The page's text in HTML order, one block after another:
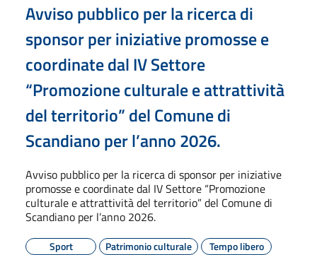
Avviso pubblico per la ricerca di
sponsor per iniziative promosse e
coordinate dal IV Settore
“Promozione culturale e attrattività
del territorio” del Comune di
Scandiano per l’anno 2026.
Avviso pubblico per la ricerca di sponsor per iniziative
promosse e coordinate dal IV Settore “Promozione
culturale e attrattività del territorio” del Comune di
Scandiano per l’anno 2026.
Sport Patrimonio culturale
Tempo libero